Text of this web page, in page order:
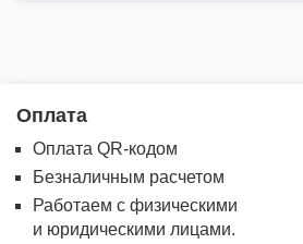
Оплата
Оплата QR-кодом
Безналичным расчетом
Работаем с физическими
и юридическими лицами.